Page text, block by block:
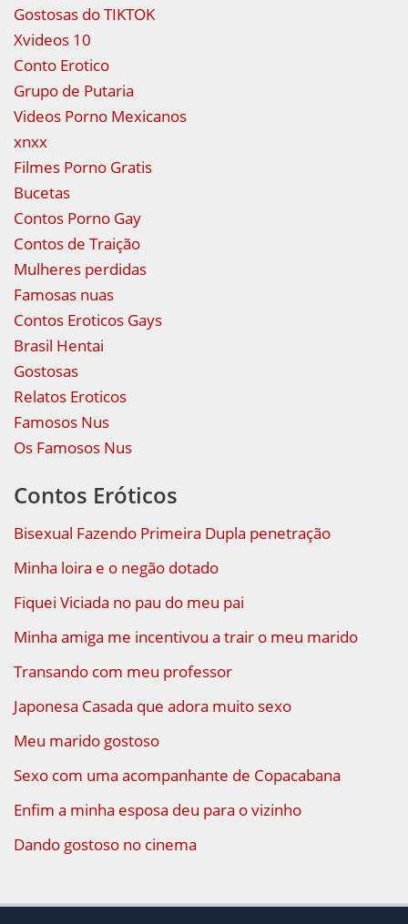
Gostosas do TIKTOK
Xvideos 10
Conto Erotico
Grupo de Putaria
Videos Porno Mexicanos
xnxx
Filmes Porno Gratis
Bucetas
Contos Porno Gay
Contos de Traição
Mulheres perdidas
Famosas nuas
Contos Eroticos Gays
Brasil Hentai
Gostosas
Relatos Eroticos
Famosos Nus
Os Famosos Nus
Contos Eróticos
Bisexual Fazendo Primeira Dupla penetração
Minha loira e o negão dotado
Fiquei Viciada no pau do meu pai
Minha amiga me incentivou a trair o meu marido
Transando com meu professor
Japonesa Casada que adora muito sexo
Meu marido gostoso
Sexo com uma acompanhante de Copacabana
Enfim a minha esposa deu para o vizinho
Dando gostoso no cinema